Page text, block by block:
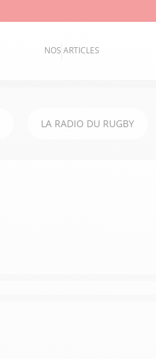
NOS ARTICLES
LA RADIO DU RUGBY